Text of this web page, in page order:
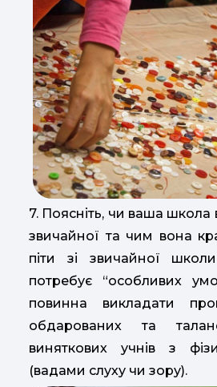
7. Поясніть, чи ваша школа
звичайної та чим вона
піти зі звичайної
потребує “особливих
повинна викладати
обдарованих та
виняткових учнів з
(вадами слуху чи зору).